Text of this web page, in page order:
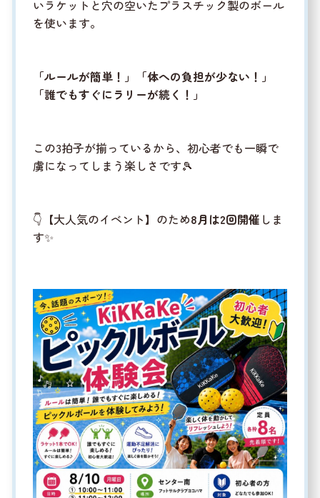
いラケットと穴の空いたプラスチック製のボール
を使います。
「ルールが簡単！」「体への負担が少ない！」
「誰でもすぐにラリーが続く！」
この3拍子が揃っているから、初心者でも一瞬で
虜になってしまう楽しさです🎾
👇【大人気のイベント】のため8月は2回開催 しま
す✨